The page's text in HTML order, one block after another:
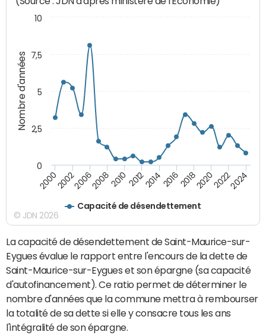
Nombre d'années
Capacité de désendettement
20002002200620082010 2012201420162018202020222024
0
2,5
5
7,5
10
© JDN 2026
La capacité de désendettement de Saint-Maurice-sur-
Eygues évalue le rapport entre l'encours de la dette de
Saint-Maurice-sur-Eygues et son épargne (sa capacité
d'autofinancement). Ce ratio permet de déterminer le
nombre d'années que la commune mettra à rembourser
la totalité de sa dette si elle y consacre tous les ans
l'intégralité de son épargne.